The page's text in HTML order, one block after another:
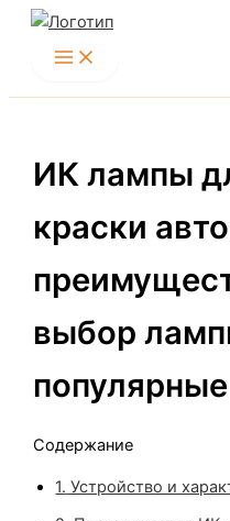
Перейти
ИК лампы
краски
выбор
Содержание
1. Устройство и